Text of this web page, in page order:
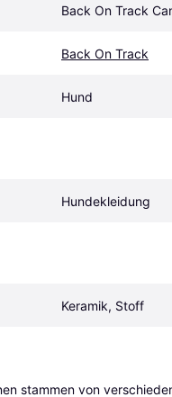
Back On Track
Back On Track
Hund
Hundekleidung
Keramik, Stoff
stammen von